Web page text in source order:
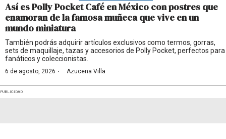
Así es Polly Pocket Café en México con postres que
enamoran de la famosa muñeca que vive en un
mundo miniatura
También podrás adquirir artículos exclusivos como termos, gorras,
sets de maquillaje, tazas y accesorios de Polly Pocket, perfectos para
fanáticos y coleccionistas.
6 de agosto, 2026 · Azucena Villa
PUBLICIDAD